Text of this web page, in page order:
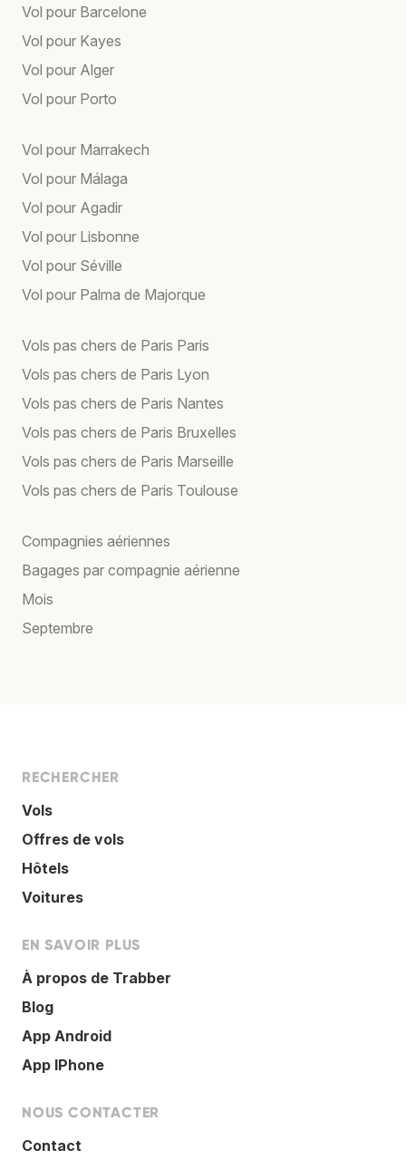
Vol pour Barcelone
Vol pour Kayes
Vol pour Alger
Vol pour Porto
Vol pour Marrakech
Vol pour Málaga
Vol pour Agadir
Vol pour Lisbonne
Vol pour Séville
Vol pour Palma de Majorque
Vols pas chers de Paris Paris
Vols pas chers de Paris Lyon
Vols pas chers de Paris Nantes
Vols pas chers de Paris Bruxelles
Vols pas chers de Paris Marseille
Vols pas chers de Paris Toulouse
Compagnies aériennes
Bagages par compagnie aérienne
Mois
Septembre
RECHERCHER
Vols
Offres de vols
Hôtels
Voitures
EN SAVOIR PLUS
À propos de Trabber
Blog
App Android
App IPhone
NOUS CONTACTER
Contact